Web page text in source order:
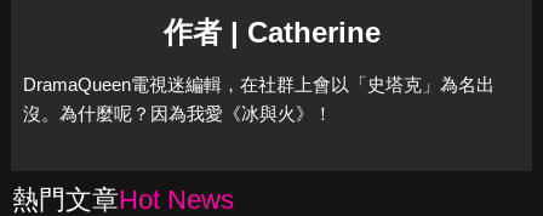
作者 | Catherine
DramaQueen電視迷編輯，在社群上會以「史塔克」為名出
沒。為什麼呢？因為我愛《冰與火》！
熱門文章Hot News